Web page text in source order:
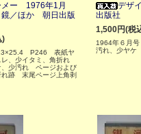
メー 1976年1月
／ほか 朝日出版
)
P246 表紙ヤ
、少イタミ、角折れ
少汚れ ページおよび
れ跡 末尾ページ上角剥
デザ
出版社
1,500円(税
1964年６月
汚れ、少ヤケ